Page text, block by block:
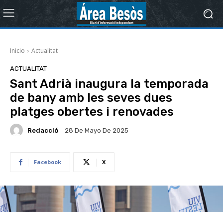
Inicio Actualitat
ACTUALITAT
Sant Adrià inaugura la temporada
de bany amb les seves dues
platges obertes i renovades
Redacció 28 De Mayo De 2025
Facebook X